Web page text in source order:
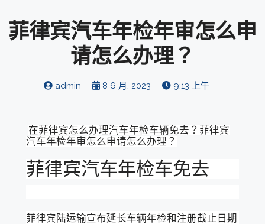
菲律宾汽车年检年审怎么申
请怎么办理？
admin 8 6 月, 2023 9:13 上午
在菲律宾怎么办理汽车年检车辆免去？菲律宾
汽车年检年审怎么申请怎么办理？
菲律宾汽车年检车免去
菲律宾陆运输宣布延长车辆年检和注册截止日期